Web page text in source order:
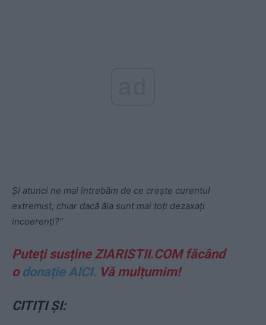
Și atunci ne mai întrebăm de ce crește curentul
extremist, chiar dacă ăia sunt mai toți dezaxați
incoerenți?“
Puteți susține ZIARISTII.COM făcând
o donație AICI. Vă mulțumim!
CITIȚI ȘI: